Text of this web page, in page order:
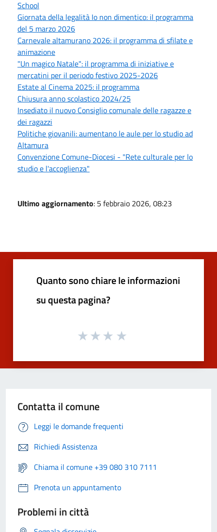
School
Giornata della legalità Io non dimentico: il programma
del 5 marzo 2026
Carnevale altamurano 2026: il programma di sfilate e
animazione
"Un magico Natale": il programma di iniziative e
mercatini per il periodo festivo 2025-2026
Estate al Cinema 2025: il programma
Chiusura anno scolastico 2024/25
Insediato il nuovo Consiglio comunale delle ragazze e
dei ragazzi
Politiche giovanili: aumentano le aule per lo studio ad
Altamura
Convenzione Comune-Diocesi - "Rete culturale per lo
studio e l'accoglienza"
Ultimo aggiornamento: 5 febbraio 2026, 08:23
Quanto sono chiare le informazioni
su questa pagina?
Contatta il comune
Leggi le domande frequenti
Richiedi Assistenza
Chiama il comune +39 080 310 7111
Prenota un appuntamento
Problemi in città